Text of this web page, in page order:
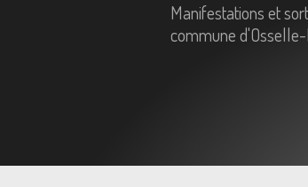
Manifestations et
commune